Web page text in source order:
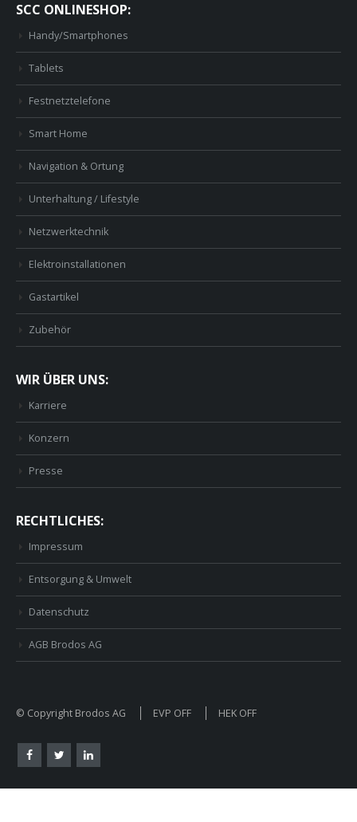
SCC ONLINESHOP:
Handy/Smartphones
Tablets
Festnetztelefone
Smart Home
Navigation & Ortung
Unterhaltung / Lifestyle
Netzwerktechnik
Elektroinstallationen
Gastartikel
Zubehör
WIR ÜBER UNS:
Karriere
Konzern
Presse
RECHTLICHES:
Impressum
Entsorgung & Umwelt
Datenschutz
AGB Brodos AG
© Copyright Brodos AG EVP OFF HEK OFF